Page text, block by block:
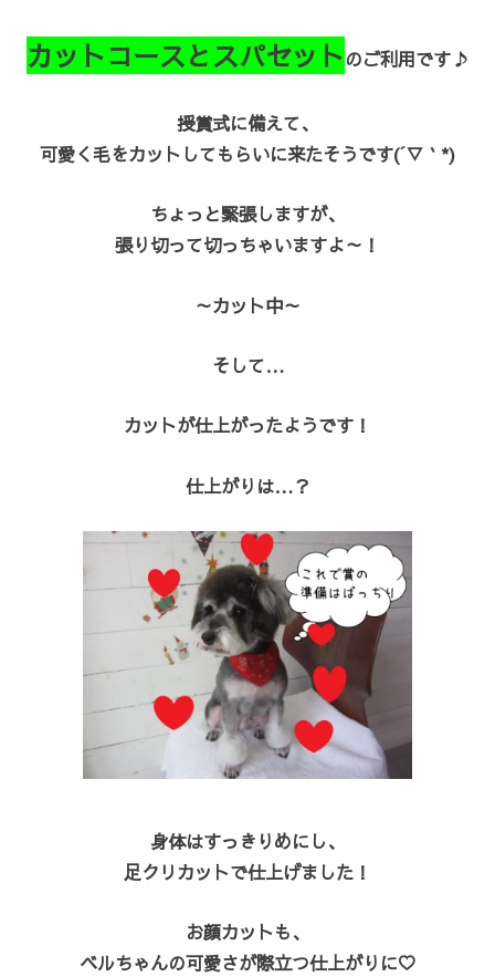
カットコースとスパセットのご利用です♪
授賞式に備えて、
可愛く毛をカットしてもらいに来たそうです(´▽｀*)
ちょっと緊張しますが、
張り切って切っちゃいますよ～！
～カット中～
そして…
カットが仕上がったようです！
仕上がりは…？
身体はすっきりめにし、
足クリカットで仕上げました！
お顔カットも、
ベルちゃんの可愛さが際立つ仕上がりに♡